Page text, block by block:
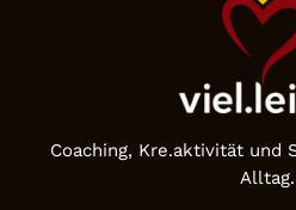
Coaching, Kre.aktivität und
Alltag.